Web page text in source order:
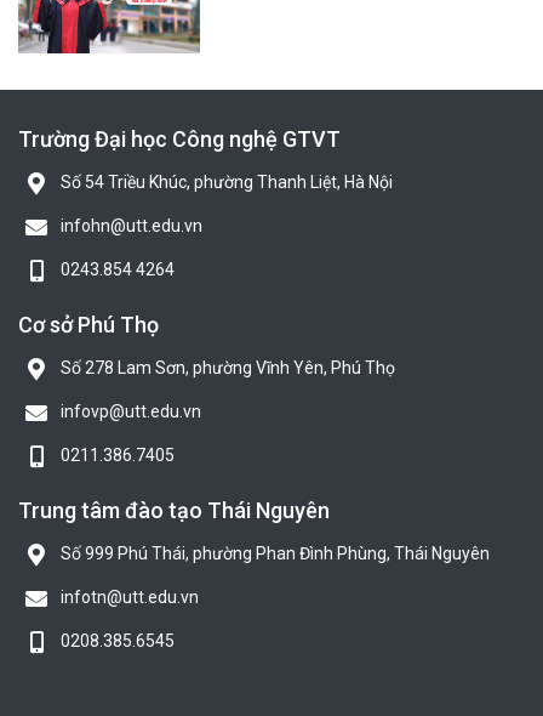
Trường Đại học Công nghệ GTVT
Số 54 Triều Khúc, phường Thanh Liệt, Hà Nội
infohn@utt.edu.vn
0243.854 4264
Cơ sở Phú Thọ
Số 278 Lam Sơn, phường Vĩnh Yên, Phú Thọ
infovp@utt.edu.vn
0211.386.7405
Trung tâm đào tạo Thái Nguyên
Số 999 Phú Thái, phường Phan Đình Phùng, Thái Nguyên
infotn@utt.edu.vn
0208.385.6545